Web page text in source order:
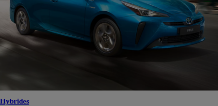
Hybrides